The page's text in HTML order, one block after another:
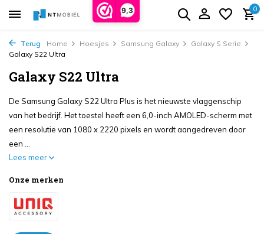
9,3 0
Terug Home Hoesjes Samsung Galaxy
Galaxy S Serie
Galaxy S22 Ultra
Galaxy S22 Ultra
De Samsung Galaxy S22 Ultra Plus is het nieuwste vlaggenschip
van het bedrijf. Het toestel heeft een 6,0-inch AMOLED-scherm met
een resolutie van 1080 x 2220 pixels en wordt aangedreven door
een ...
Lees meer
Onze merken